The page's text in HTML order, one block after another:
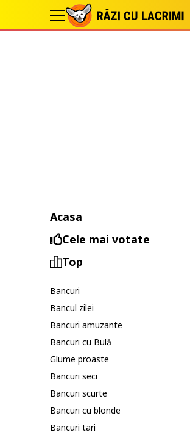
Acasa
Cele mai votate
Top
Bancuri
Bancul zilei
Bancuri amuzante
Bancuri cu Bulă
Glume proaste
Bancuri seci
Bancuri scurte
Bancuri cu blonde
Bancuri tari